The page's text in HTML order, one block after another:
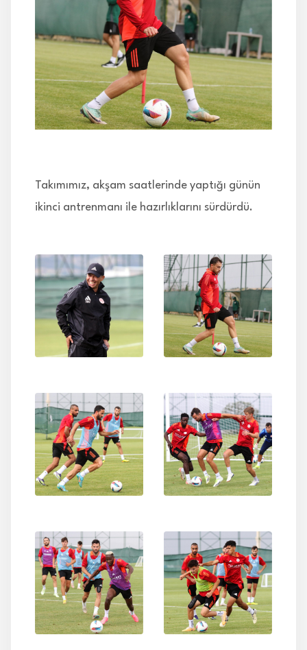
İLETİŞİM
Takımımız, akşam saatlerinde yaptığı günün
ikinci antrenmanı ile hazırlıklarını sürdürdü.